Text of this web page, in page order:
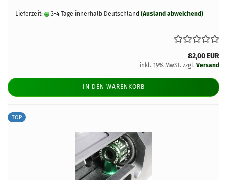
Lieferzeit: 3-4 Tage innerhalb Deutschland (Ausland abweichend)
82,00 EUR
inkl. 19% MwSt. zzgl. Versand
IN DEN WARENKORB
TOP